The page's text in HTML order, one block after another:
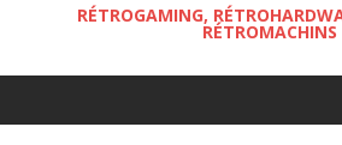
RÉTROGAMING,
RÉTROMACHINS